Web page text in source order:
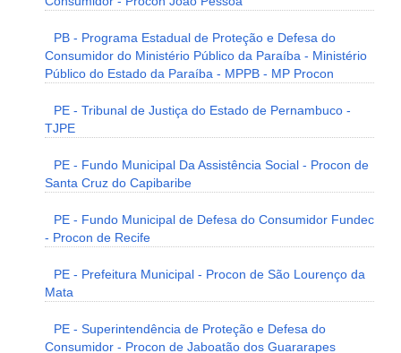
PB - Programa Estadual de Proteção e Defesa do
Consumidor do Ministério Público da Paraíba - Ministério
Público do Estado da Paraíba - MPPB - MP Procon
PE - Tribunal de Justiça do Estado de Pernambuco -
TJPE
PE - Fundo Municipal Da Assistência Social - Procon de
Santa Cruz do Capibaribe
PE - Fundo Municipal de Defesa do Consumidor Fundec
- Procon de Recife
PE - Prefeitura Municipal - Procon de São Lourenço da
Mata
PE - Superintendência de Proteção e Defesa do
Consumidor - Procon de Jaboatão dos Guararapes